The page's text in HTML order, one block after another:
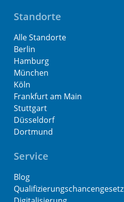
Standorte
Alle Standorte
Berlin
Hamburg
München
Köln
Frankfurt am Main
Stuttgart
Düsseldorf
Dortmund
Service
Blog
Qualifizierungschancengesetz